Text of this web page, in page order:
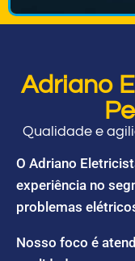
Adriano
Qualidade e
O Adriano
experiência no
problemas
Nosso foco é